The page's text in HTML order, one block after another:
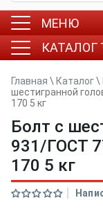
МЕНЮ
КАТАЛОГ
Главная \ Каталог\
шестигранной
170 5 кг
Болт с
931/ГОСТ
170 5 кг